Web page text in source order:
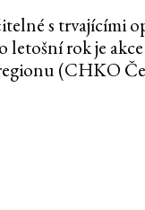
s trvajícími
rok je
(CHKO